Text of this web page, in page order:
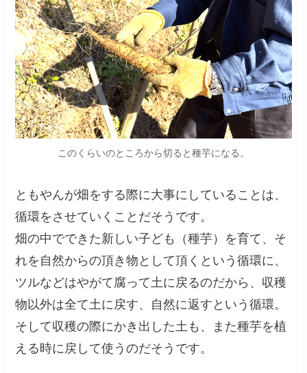
このくらいのところから切ると種芋になる。
ともやんが畑をする際に大事にしていることは、
循環をさせていくことだそうです。
畑の中でできた新しい子ども（種芋）を育て、そ
れを自然からの頂き物として頂くという循環に、
ツルなどはやがて腐って土に戻るのだから、収穫
物以外は全て土に戻す、自然に返すという循環。
そして収穫の際にかき出した土も、また種芋を植
える時に戻して使うのだそうです。